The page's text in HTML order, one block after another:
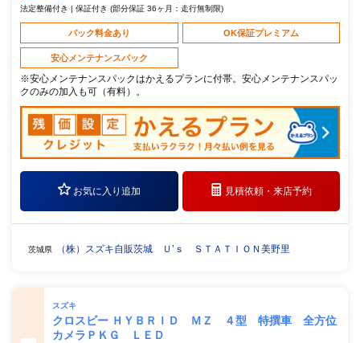
法定整備付き | 保証付き (部分保証 36ヶ月：走行無制限)
パック料金あり OK保証プレミアム
安心メンテナンスパック
※安心メンテナンスパックはかえるプランに付帯。安心メンテナンスパッ
クのみの加入も可（有料）。
お気に入り追加 見積依頼・来店予約
茨城県 （株）スズキ自販茨城 Ｕ’ｓ ＳＴＡＴＩＯＮ美野里
スズキ
クロスビー ＨＹＢＲＩＤ ＭＺ ４型 特撰車 全方位
カメラＰＫＧ ＬＥＤ